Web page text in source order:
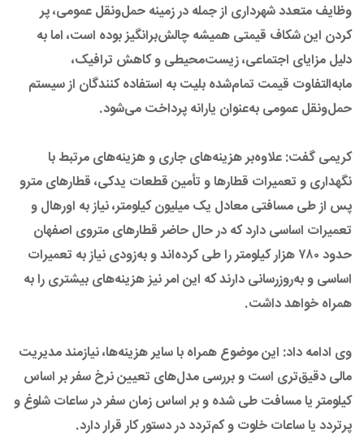
وظایف متعدد شهرداری از جمله در زمینه حمل‌ونقل عمومی، پر
کردن این شکاف قیمتی همیشه چالش‌برانگیز بوده است، اما به
دلیل مزایای اجتماعی، زیست‌محیطی و کاهش ترافیک،
مابه‌التفاوت قیمت تمام‌شده بلیت به استفاده کنندگان از سیستم
حمل‌ونقل عمومی به‌عنوان یارانه پرداخت می‌شود.
کریمی گفت: علاوه‌بر هزینه‌های جاری و هزینه‌های مرتبط با
نگهداری و تعمیرات قطارها و تأمین قطعات یدکی، قطارهای مترو
پس از طی مسافتی معادل یک میلیون کیلومتر، نیاز به اورهال و
تعمیرات اساسی دارد که در حال حاضر قطارهای متروی اصفهان
حدود ۷۸۰ هزار کیلومتر را طی کرده‌اند و به‌زودی نیاز به تعمیرات
اساسی و به‌روزرسانی دارند که این امر نیز هزینه‌های بیشتری را به
همراه خواهد داشت.
وی ادامه داد: این موضوع همراه با سایر هزینه‌ها، نیازمند مدیریت
مالی دقیق‌تری است و بررسی مدل‌های تعیین نرخ سفر بر اساس
کیلومتر یا مسافت طی شده و بر اساس زمان سفر در ساعات شلوغ و
پرتردد یا ساعات خلوت و کم‌تردد در دستور کار قرار دارد.